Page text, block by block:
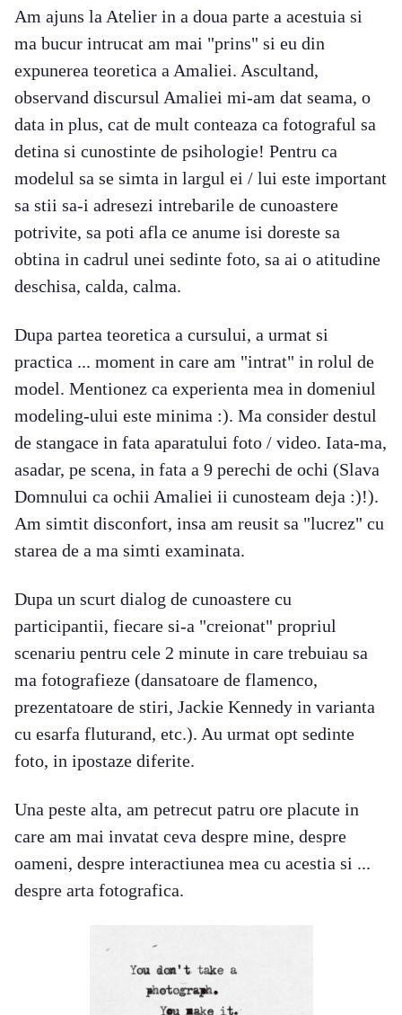
Am ajuns la Atelier in a doua parte a acestuia si
ma bucur intrucat am mai "prins" si eu din
expunerea teoretica a Amaliei. Ascultand,
observand discursul Amaliei mi-am dat seama, o
data in plus, cat de mult conteaza ca fotograful sa
detina si cunostinte de psihologie! Pentru ca
modelul sa se simta in largul ei / lui este important
sa stii sa-i adresezi intrebarile de cunoastere
potrivite, sa poti afla ce anume isi doreste sa
obtina in cadrul unei sedinte foto, sa ai o atitudine
deschisa, calda, calma.
Dupa partea teoretica a cursului, a urmat si
practica ... moment in care am "intrat" in rolul de
model. Mentionez ca experienta mea in domeniul
modeling-ului este minima :). Ma consider destul
de stangace in fata aparatului foto / video. Iata-ma,
asadar, pe scena, in fata a 9 perechi de ochi (Slava
Domnului ca ochii Amaliei ii cunosteam deja :)!).
Am simtit disconfort, insa am reusit sa "lucrez" cu
starea de a ma simti examinata.
Dupa un scurt dialog de cunoastere cu
participantii, fiecare si-a "creionat" propriul
scenariu pentru cele 2 minute in care trebuiau sa
ma fotografieze (dansatoare de flamenco,
prezentatoare de stiri, Jackie Kennedy in varianta
cu esarfa fluturand, etc.). Au urmat opt sedinte
foto, in ipostaze diferite.
Una peste alta, am petrecut patru ore placute in
care am mai invatat ceva despre mine, despre
oameni, despre interactiunea mea cu acestia si ...
despre arta fotografica.